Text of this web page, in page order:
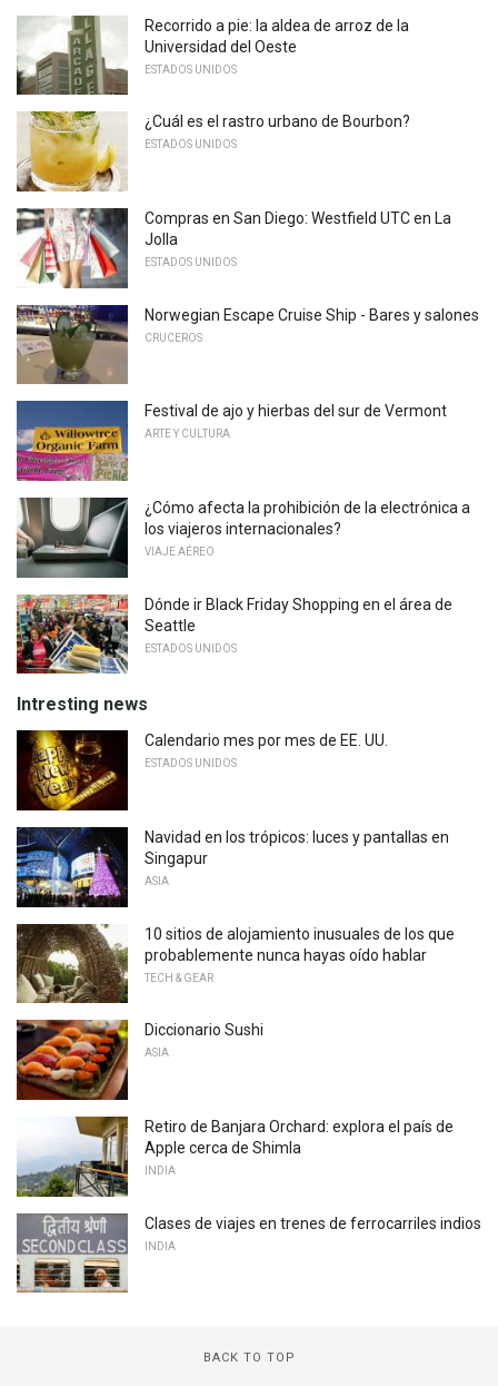
Recorrido a pie: la aldea de arroz de la
Universidad del Oeste
ESTADOS UNIDOS
¿Cuál es el rastro urbano de Bourbon?
ESTADOS UNIDOS
Compras en San Diego: Westfield UTC en La
Jolla
ESTADOS UNIDOS
Norwegian Escape Cruise Ship - Bares y salones
CRUCEROS
Festival de ajo y hierbas del sur de Vermont
ARTE Y CULTURA
¿Cómo afecta la prohibición de la electrónica a
los viajeros internacionales?
VIAJE AÉREO
Dónde ir Black Friday Shopping en el área de
Seattle
ESTADOS UNIDOS
Intresting news
Calendario mes por mes de EE. UU.
ESTADOS UNIDOS
Navidad en los trópicos: luces y pantallas en
Singapur
ASIA
10 sitios de alojamiento inusuales de los que
probablemente nunca hayas oído hablar
TECH & GEAR
Diccionario Sushi
ASIA
Retiro de Banjara Orchard: explora el país de
Apple cerca de Shimla
INDIA
Clases de viajes en trenes de ferrocarriles indios
INDIA
BACK TO TOP